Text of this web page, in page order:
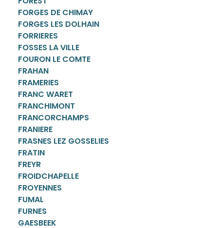
FORGES DE CHIMAY
FORGES LES DOLHAIN
FORRIERES
FOSSES LA VILLE
FOURON LE COMTE
FRAHAN
FRAMERIES
FRANC WARET
FRANCHIMONT
FRANCORCHAMPS
FRANIERE
FRASNES LEZ GOSSELIES
FRATIN
FREYR
FROIDCHAPELLE
FROYENNES
FUMAL
FURNES
GAESBEEK